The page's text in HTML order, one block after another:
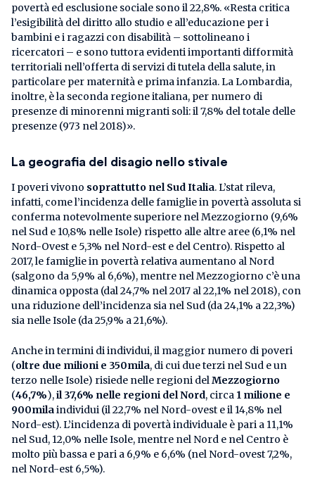
povertà ed esclusione sociale sono il 22,8%. «Resta critica
l’esigibilità del diritto allo studio e all’educazione per i
bambini e i ragazzi con disabilità – sottolineano i
ricercatori – e sono tuttora evidenti importanti difformità
territoriali nell’offerta di servizi di tutela della salute, in
particolare per maternità e prima infanzia. La Lombardia,
inoltre, è la seconda regione italiana, per numero di
presenze di minorenni migranti soli: il 7,8% del totale delle
presenze (973 nel 2018)».
La geografia del disagio nello stivale
I poveri vivono soprattutto nel Sud Italia. L’stat rileva,
infatti, come l’incidenza delle famiglie in povertà assoluta si
conferma notevolmente superiore nel Mezzogiorno (9,6%
nel Sud e 10,8% nelle Isole) rispetto alle altre aree (6,1% nel
Nord-Ovest e 5,3% nel Nord-est e del Centro). Rispetto al
2017, le famiglie in povertà relativa aumentano al Nord
(salgono da 5,9% al 6,6%), mentre nel Mezzogiorno c’è una
dinamica opposta (dal 24,7% nel 2017 al 22,1% nel 2018), con
una riduzione dell’incidenza sia nel Sud (da 24,1% a 22,3%)
sia nelle Isole (da 25,9% a 21,6%).
Anche in termini di individui, il maggior numero di poveri
(oltre due milioni e 350mila, di cui due terzi nel Sud e un
terzo nelle Isole) risiede nelle regioni delMezzogiorno
(46,7%),il 37,6% nelle regioni del Nord, circa 1 milione e
900milaindividui (il 22,7% nel Nord-ovest e il 14,8% nel
Nord-est). L’incidenza di povertà individuale è pari a 11,1%
nel Sud, 12,0% nelle Isole, mentre nel Nord e nel Centro è
molto più bassa e pari a 6,9% e 6,6% (nel Nord-ovest 7,2%,
nel Nord-est 6,5%).